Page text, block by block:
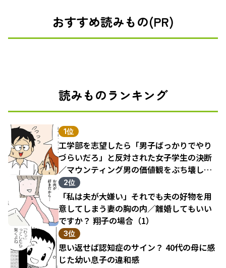
おすすめ読みもの(PR)
読みものランキング
1位
工学部を志望したら「男子ばっかりでやり
づらいだろ」と反対された女子学生の決断
／マウンティング男の価値観をぶち壊した
結果（1）
2位
「私は夫が大嫌い」それでも夫の好物を用
意してしまう妻の胸の内／離婚してもいい
ですか？ 翔子の場合（1）
3位
思い返せば認知症のサイン？ 40代の母に感
じた幼い息子の違和感